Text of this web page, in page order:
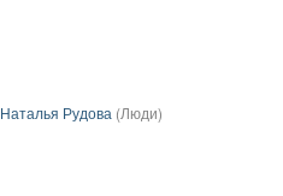
Наталья Рудова (Люди)